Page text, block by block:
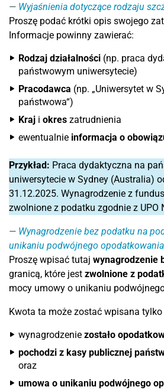
Wyjaśnienia dotyczące rodzaju
Proszę podać krótki opis swojego
Informacje powinny zawierać:
Rodzaj działalności (np. praca
państwowym uniwersytecie)
Pracodawca (np. „Uniwersytet w
państwowa“)
Kraj i okres zatrudnienia
ewentualnie informacja o
Przykład: Praca dydaktyczna na
uniwersytecie w Sydney (Australia)
31.12.2025. Wynagrodzenie z
zwolnione z podatku zgodnie z UPO
Wynagrodzenie bez podatku na
unikaniu podwójnego opodatkowania
Proszę wpisać tutaj wynagrodzenie
granicą, które jest zwolnione z
mocy umowy o unikaniu
Kwota ta może zostać wpisana tylko
wynagrodzenie zostało
pochodzi z kasy publicznej
oraz
umowa o unikaniu podwójnego